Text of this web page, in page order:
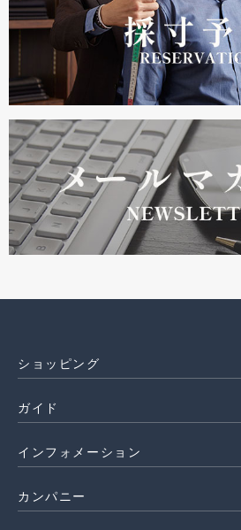
ショッピング
ガイド
インフォメーション
カンパニー